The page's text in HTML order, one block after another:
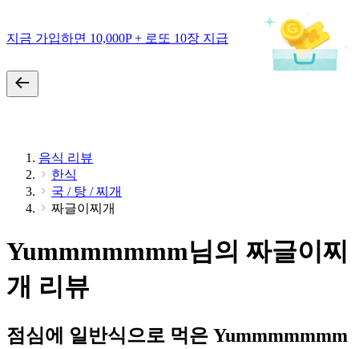
지금 가입하면 10,000P + 로또 10장 지급
음식 리뷰
한식
국 / 탕 / 찌개
짜글이찌개
Yummmmmmm님의 짜글이찌
개 리뷰
점심에 일반식으로 먹은 Yummmmmmm